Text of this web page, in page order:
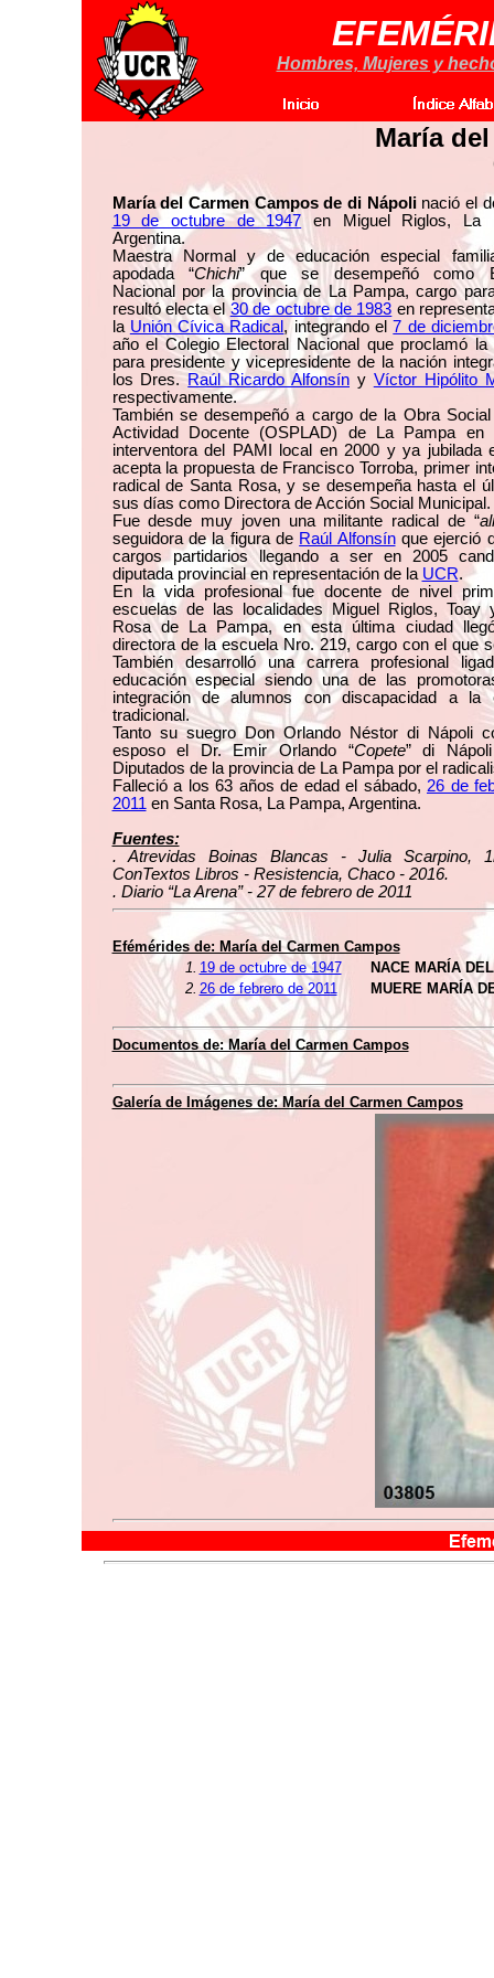
Hombres, Mujeres y
María
María del Carmen Campos de di Nápolinació el
19 de octubre de 1947 en Miguel Riglos, La
Argentina.
Maestra Normal y de educación especial
apodada “Chichi” que se desempeñó como
Nacional por la provincia de La Pampa, cargo
resultó electa el30 de octubre de 1983 en
la Unión Cívica Radical , integrando el7 de
año el Colegio Electoral Nacional que proclamó la
para presidente y vicepresidente de la nación
los Dres. Raúl Ricardo Alfonsín y Víctor Hipólito
respectivamente.
También se desempeñó a cargo de la Obra
Actividad Docente (OSPLAD) de La Pampa en
interventora del PAMI local en 2000 y ya jubilada
acepta la propuesta de Francisco Torroba, primer
radical de Santa Rosa, y se desempeña hasta el
sus días como Directora de Acción Social Municipal.
Fue desde muy joven una militante radical de “
seguidora de la figura de Raúl Alfonsínque ejerció
cargos partidarios llegando a ser en 2005
diputada provincial en representación de la UCR.
En la vida profesional fue docente de nivel
escuelas de las localidades Miguel Riglos, Toay
Rosa de La Pampa, en esta última ciudad
directora de la escuela Nro. 219, cargo con el que
También desarrolló una carrera profesional
educación especial siendo una de las
integración de alumnos con discapacidad a la
tradicional.
Tanto su suegro Don Orlando Néstor di Nápoli
esposo el Dr. Emir Orlando “Copete” di
Diputados de la provincia de La Pampa por el
Falleció a los 63 años de edad el sábado, 26 de
2011 en Santa Rosa, La Pampa, Argentina.
Fuentes:
. Atrevidas Boinas Blancas - Julia Scarpino,
ConTextos Libros - Resistencia, Chaco - 2016.
. Diario “La Arena” - 27 de febrero de 2011
Efémérides de: María del Carmen Campos
1. 19 de octubre de 1947
NACE MARÍA
2. 26 de febrero de 2011 MUERE MARÍA
Documentos de: María del Carmen Campos
Galería de Imágenes de: María del Carmen Campos